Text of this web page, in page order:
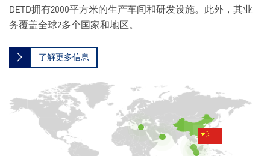
DETD拥有2000平方米的生产车间和研发设施。此外，其业
务覆盖全球2多个国家和地区。
了解更多信息